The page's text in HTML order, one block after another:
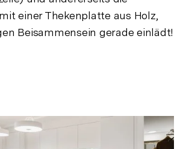
einer Thekenplatte aus Holz,
Beisammensein gerade einlädt!